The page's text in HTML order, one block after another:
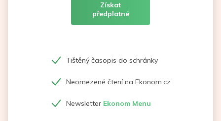
Získat
předplatné
Tištěný časopis do schránky
Neomezené čtení na Ekonom.cz
Newsletter Ekonom Menu